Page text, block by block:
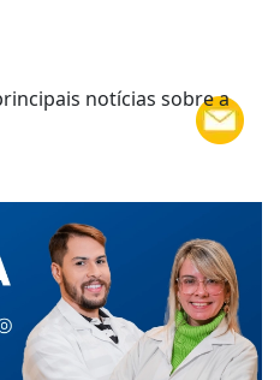
notícias sobre a